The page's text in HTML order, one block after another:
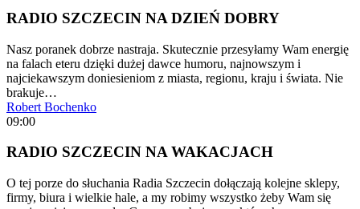
RADIO SZCZECIN NA DZIEŃ DOBRY
Nasz poranek dobrze nastraja. Skutecznie przesyłamy Wam energię
na falach eteru dzięki dużej dawce humoru, najnowszym i
najciekawszym doniesieniom z miasta, regionu, kraju i świata. Nie
brakuje…
Robert Bochenko
09:00
RADIO SZCZECIN NA WAKACJACH
O tej porze do słuchania Radia Szczecin dołączają kolejne sklepy,
firmy, biura i wielkie hale, a my robimy wszystko żeby Wam się